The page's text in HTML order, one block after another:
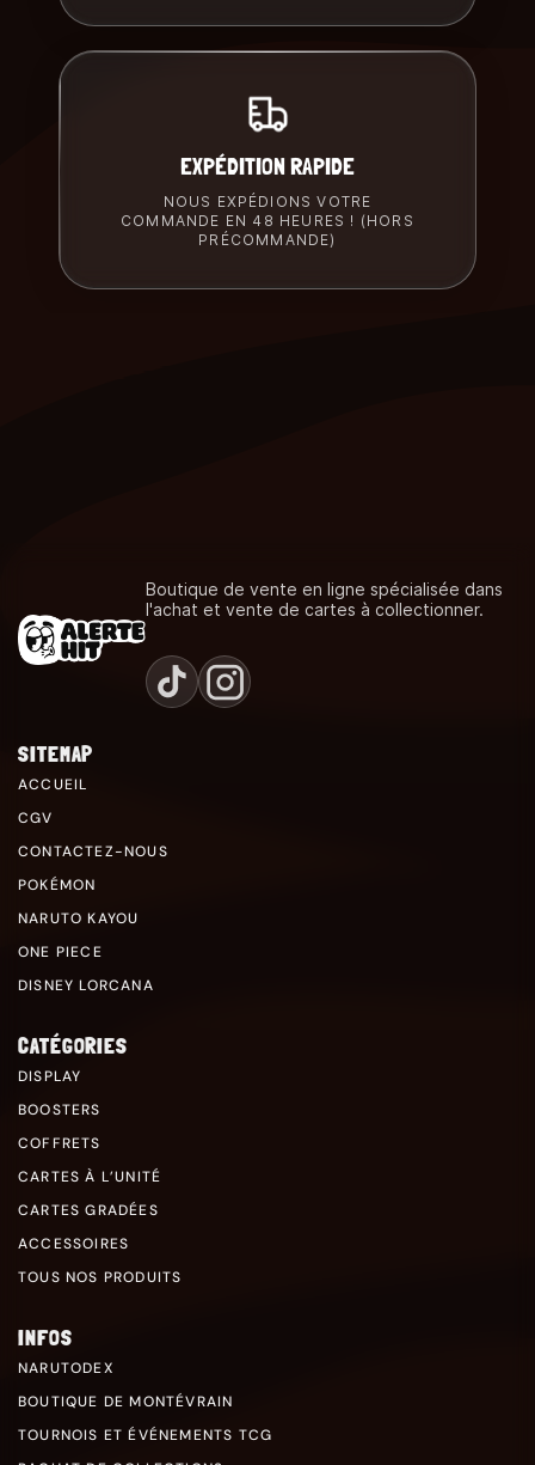
EXPÉDITION RAPIDE
NOUS EXPÉDIONS VOTRE
COMMANDE EN 48 HEURES ! (HORS
PRÉCOMMANDE)
Boutique de vente en ligne spécialisée dans
l'achat et vente de cartes à collectionner.
SITEMAP
ACCUEIL
CGV
CONTACTEZ-NOUS
POKÉMON
NARUTO KAYOU
ONE PIECE
DISNEY LORCANA
CATÉGORIES
DISPLAY
BOOSTERS
COFFRETS
CARTES À L’UNITÉ
CARTES GRADÉES
ACCESSOIRES
TOUS NOS PRODUITS
INFOS
NARUTODEX
BOUTIQUE DE MONTÉVRAIN
TOURNOIS ET ÉVÉNEMENTS TCG